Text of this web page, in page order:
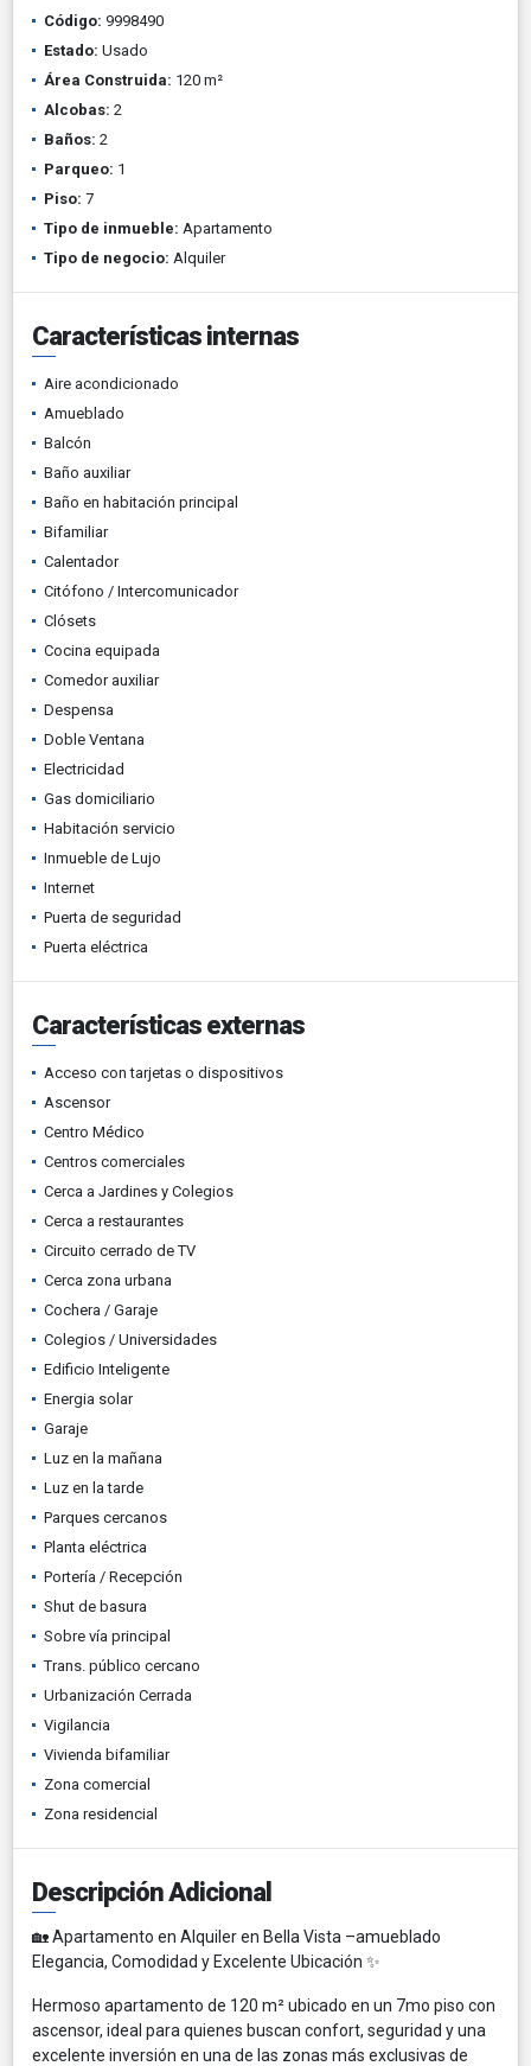
Código: 9998490
Estado: Usado
Área Construida: 120 m²
Alcobas: 2
Baños: 2
Parqueo: 1
Piso: 7
Tipo de inmueble: Apartamento
Tipo de negocio: Alquiler
Características internas
Aire acondicionado
Amueblado
Balcón
Baño auxiliar
Baño en habitación principal
Bifamiliar
Calentador
Citófono / Intercomunicador
Clósets
Cocina equipada
Comedor auxiliar
Despensa
Doble Ventana
Electricidad
Gas domiciliario
Habitación servicio
Inmueble de Lujo
Internet
Puerta de seguridad
Puerta eléctrica
Características externas
Acceso con tarjetas o dispositivos
Ascensor
Centro Médico
Centros comerciales
Cerca a Jardines y Colegios
Cerca a restaurantes
Circuito cerrado de TV
Cerca zona urbana
Cochera / Garaje
Colegios / Universidades
Edificio Inteligente
Energia solar
Garaje
Luz en la mañana
Luz en la tarde
Parques cercanos
Planta eléctrica
Portería / Recepción
Shut de basura
Sobre vía principal
Trans. público cercano
Urbanización Cerrada
Vigilancia
Vivienda bifamiliar
Zona comercial
Zona residencial
Descripción Adicional
🏡 Apartamento en Alquiler en Bella Vista –amueblado
Elegancia, Comodidad y Excelente Ubicación ✨
Hermoso apartamento de 120 m² ubicado en un 7mo piso con
ascensor, ideal para quienes buscan confort, seguridad y una
excelente inversión en una de las zonas más exclusivas de